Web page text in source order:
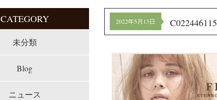
CATEGORY
未分類
Blog
ニュース
2022年5月13日 C022446115